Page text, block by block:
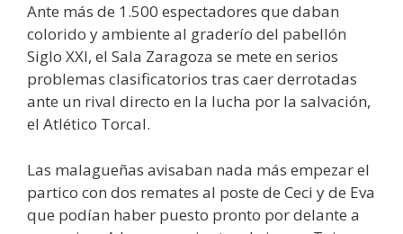
Ante más de 1.500 espectadores que daban
colorido y ambiente al graderío del pabellón
Siglo XXI, el Sala Zaragoza se mete en serios
problemas clasificatorios tras caer derrotadas
ante un rival directo en la lucha por la salvación,
el Atlético Torcal.
Las malagueñas avisaban nada más empezar el
partico con dos remates al poste de Ceci y de Eva
que podían haber puesto pronto por delante a